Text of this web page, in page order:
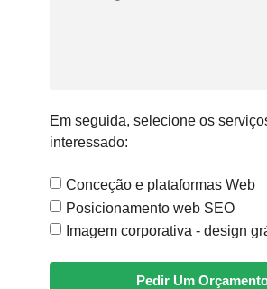
Em seguida, selecione os
interessado:
Conceção e plataformas Web
Posicionamento web SEO
Imagem corporativa - design
Pedir Um